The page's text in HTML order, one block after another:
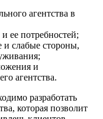
агентства в
ее потребностей;
и слабые стороны,
и
агентства.
разработать
которая позволит